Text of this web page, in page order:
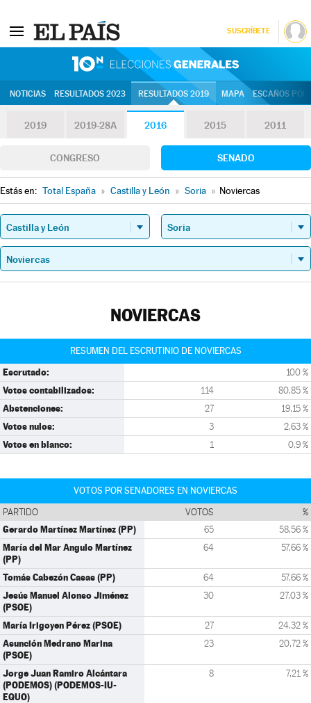
SUSCRÍBETE
NOTICIAS RESULTADOS 2023 RESULTADOS 2019 MAPA ESCAÑOS
2019 2019-28A 2016 2015 2011
CONGRESO SENADO
Estás en: Total España » Castilla y León » Soria » Noviercas
NOVIERCAS
RESUMEN DEL ESCRUTINIO DE NOVIERCAS
Escrutado: 100 %
Votos contabilizados: 114 80,85 %
Abstenciones: 27 19,15 %
Votos nulos: 3 2,63 %
Votos en blanco: 1 0,9 %
VOTOS POR SENADORES EN NOVIERCAS
PARTIDO VOTOS %
Gerardo Martínez Martínez (PP) 65 58,56 %
María del Mar Angulo Martínez
(PP)
64 57,66 %
Tomás Cabezón Casas (PP) 64 57,66 %
Jesús Manuel Alonso Jiménez
(PSOE)
30 27,03 %
María Irigoyen Pérez (PSOE) 27 24,32 %
Asunción Medrano Marina
(PSOE)
23 20,72 %
Jorge Juan Ramiro Alcántara
(PODEMOS) (PODEMOS-IU-
EQUO)
8 7,21 %